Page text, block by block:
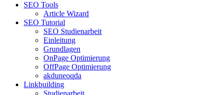
SEO Tools
Article Wizard
SEO Tutorial
SEO Studienarbeit
Einleitung
Grundlagen
OnPage Optimierung
OffPage Optimierung
akduneoqda
Linkbuilding
Studienarbeit